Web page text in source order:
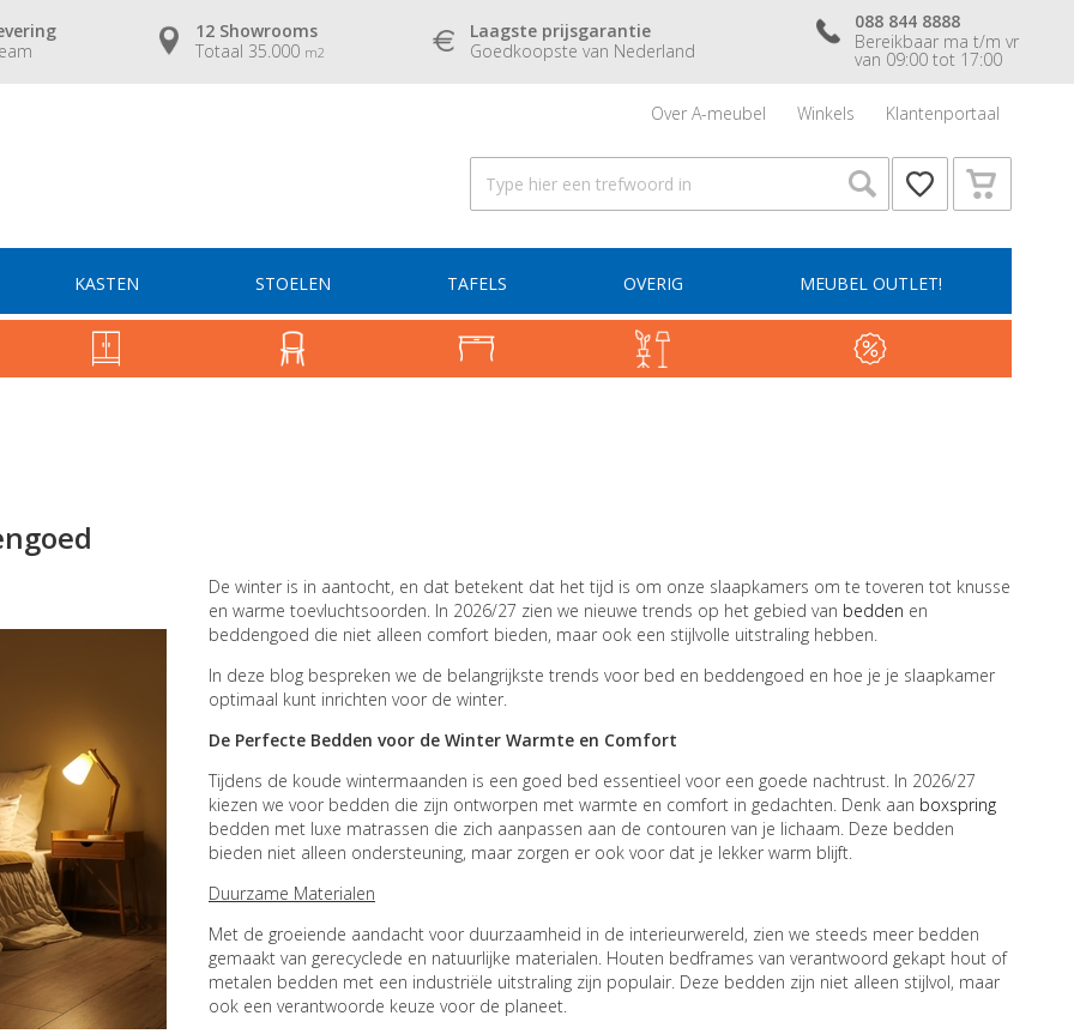
12 Showrooms
Totaal 35.000 m2
Laagste prijsgarantie
Goedkoopste van Nederland
088 844 8888
Bereikbaar ma t/m vr
van 09:00 tot 17:00
Over A-meubel Winkels Klantenportaal
KASTEN STOELEN TAFELS OVERIG MEUBEL OUTLET!
De winter is in aantocht, en dat betekent dat het tijd is om onze slaapkamers om te toveren tot knusse
en warme toevluchtsoorden. In 2026/27 zien we nieuwe trends op het gebied van bedden en
beddengoed die niet alleen comfort bieden, maar ook een stijlvolle uitstraling hebben.
In deze blog bespreken we de belangrijkste trends voor bed en beddengoed en hoe je je slaapkamer
optimaal kunt inrichten voor de winter.
De Perfecte Bedden voor de Winter Warmte en Comfort
Tijdens de koude wintermaanden is een goed bed essentieel voor een goede nachtrust. In 2026/27
kiezen we voor bedden die zijn ontworpen met warmte en comfort in gedachten. Denk aan boxspring
bedden met luxe matrassen die zich aanpassen aan de contouren van je lichaam. Deze bedden
bieden niet alleen ondersteuning, maar zorgen er ook voor dat je lekker warm blijft.
Duurzame Materialen
Met de groeiende aandacht voor duurzaamheid in de interieurwereld, zien we steeds meer bedden
gemaakt van gerecyclede en natuurlijke materialen. Houten bedframes van verantwoord gekapt hout of
metalen bedden met een industriële uitstraling zijn populair. Deze bedden zijn niet alleen stijlvol, maar
ook een verantwoorde keuze voor de planeet.